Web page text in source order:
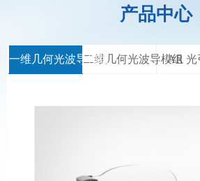
产品中心
一维几何光波导模组二维几何光波导模组AR 光